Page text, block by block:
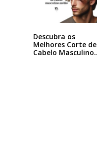
Descubra os
Melhores Corte de
Cabelo Masculino